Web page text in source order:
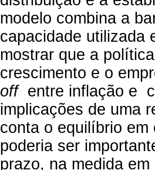
modelo combina a
capacidade utilizada
mostrar que a
crescimento e o
offentre inflação e
implicações de uma
conta o equilíbrio
poderia ser
prazo, na medida